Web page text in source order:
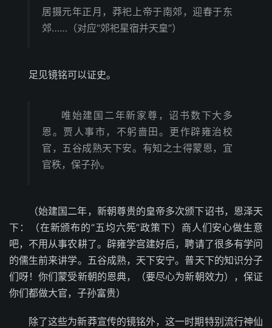
居摄元年正月，莽祀上帝于南郊，迎春于东
郊……（对应“郊祀星宿并天皇”）
足见镜铭可以证史。
唯始建国二年新家尊，诏书数下大多
恩。贾人事市，不躬啬田。更作辟雍治校
官，五谷成熟天下安。有知之士得蒙恩，宜
官秩，保子孙。
（始建国二年，新朝尊贵的皇帝多次颁下诏书，恩泽天
下：（在新颁布的“五均六筅”政策下）商人们安心做生意
吧，不用从事农耕了。辟雍学宫建好后，聘请了很多有学问
的儒生前来讲学。五谷成熟，天下安宁。普天下的知识分子
们呀！你们蒙受新朝的恩典，（要尽心为新朝效力），保证
你们都做大官，子孙富贵）
除了这些为新莽宣传的镜铭外，这一时期特别流行神仙